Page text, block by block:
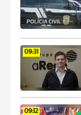
09:31
09:12